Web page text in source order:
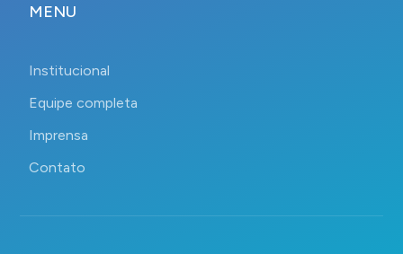
MENU
Institucional
Equipe completa
Imprensa
Contato